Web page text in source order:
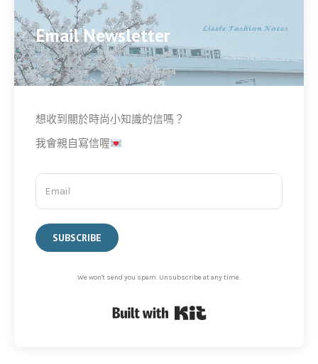
Email Newsletter
想收到關於時尚小知識的信嗎？
我會親自寫信喔
SUBSCRIBE
We won't send you spam. Unsubscribe at any time.